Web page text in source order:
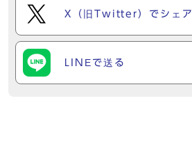
X（旧Twitter）でシェア
LINEで送る